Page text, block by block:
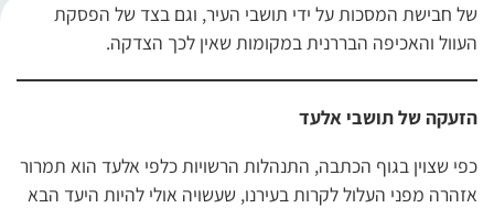
של חבישת המסכות על ידי תושבי העיר, וגם בצד של הפסקת
העוול והאכיפה הבררנית במקומות שאין לכך הצדקה.
הזעקה של תושבי אלעד
כפי שצוין בגוף הכתבה, התנהלות הרשויות כלפי אלעד הוא תמרור
אזהרה מפני העלול לקרות בעירנו, שעשויה אולי להיות היעד הבא